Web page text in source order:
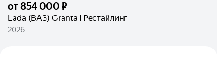
от854 000 ₽
Lada (ВАЗ) Granta I Рестайлинг
2026